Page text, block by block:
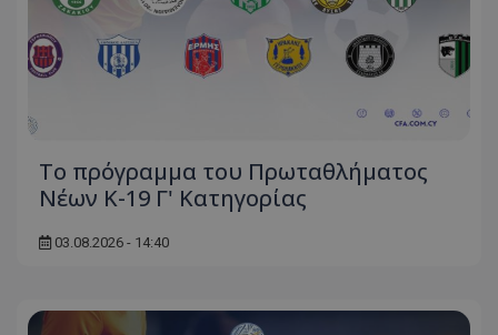
Το πρόγραμμα του Πρωταθλήματος
Νέων Κ-19 Γ' Κατηγορίας
03.08.2026 - 14:40